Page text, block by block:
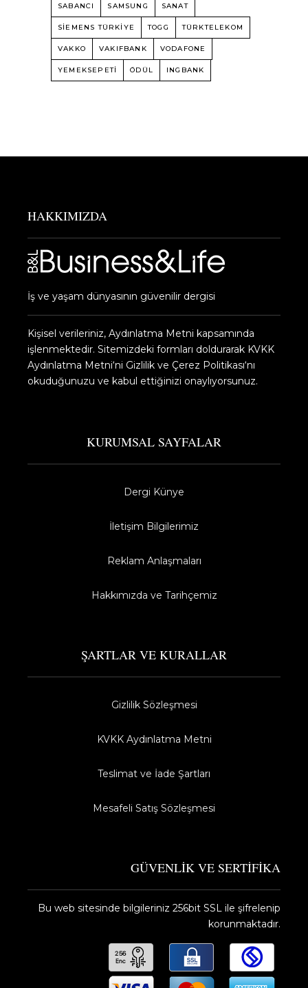
SABANCI SAMSUNG SANAT
SIEMENS TÜRKIYE TOGG TÜRKTELEKOM
VAKKO VAKIFBANK VODAFONE
YEMEKSEPETI ÖDÜL INGBANK
HAKKIMIZDA
İş ve yaşam dünyasının güvenilir dergisi
Kişisel verileriniz, Aydınlatma Metni kapsamında
işlenmektedir. Sitemizdeki formları doldurarak KVKK
Aydınlatma Metni‘ni Gizlilik ve Çerez Politikası‘nı
okuduğunuzu ve kabul ettiğinizi onaylıyorsunuz.​
KURUMSAL SAYFALAR
Dergi Künye
İletişim Bilgilerimiz
Reklam Anlaşmaları
Hakkımızda ve Tarihçemiz
ŞARTLAR VE KURALLAR
Gizlilik Sözleşmesi
KVKK Aydınlatma Metni
Teslimat ve İade Şartları
Mesafeli Satış Sözleşmesi
GÜVENLİK VE SERTİFİKA
Bu web sitesinde bilgileriniz 256bit SSL ile şifrelenip
korunmaktadır.